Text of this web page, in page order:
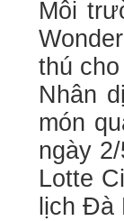
Môi
thú
Nhân
món
ngày
Lotte
lịch Đà